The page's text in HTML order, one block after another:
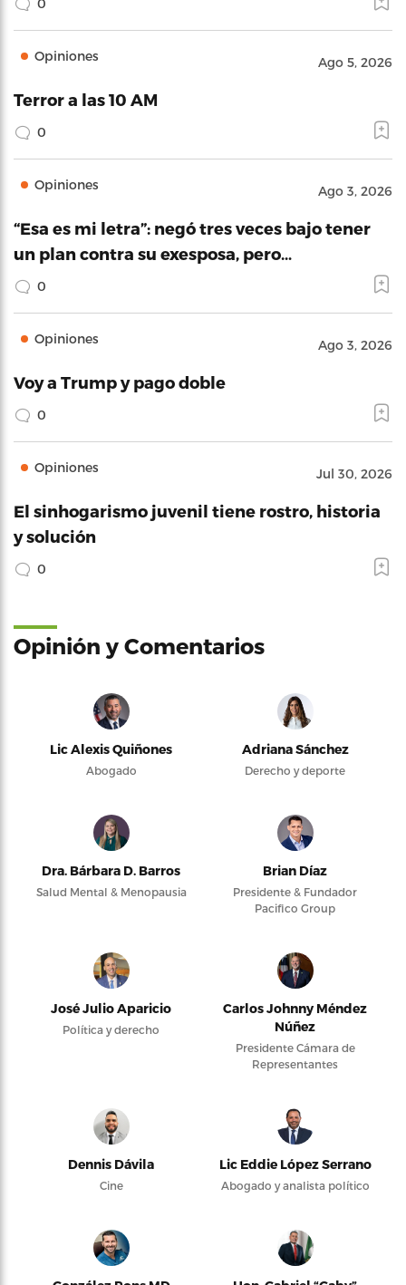
Opiniones Ago 5, 2026
Terror a las 10 AM
0
Opiniones Ago 3, 2026
“Esa es mi letra”: negó tres veces bajo tener
un plan contra su exesposa, pero…
0
Opiniones Ago 3, 2026
Voy a Trump y pago doble
0
Opiniones Jul 30, 2026
El sinhogarismo juvenil tiene rostro, historia
y solución
0
Opinión y Comentarios
Lic Alexis Quiñones
Abogado
Adriana Sánchez
Derecho y deporte
Dra. Bárbara D. Barros
Salud Mental & Menopausia
Brian Díaz
Presidente & Fundador
Pacifico Group
José Julio Aparicio
Política y derecho
Carlos Johnny Méndez
Núñez
Presidente Cámara de
Representantes
Dennis Dávila
Cine
Lic Eddie López Serrano
Abogado y analista político